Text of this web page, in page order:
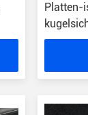
Platten-
Blatt